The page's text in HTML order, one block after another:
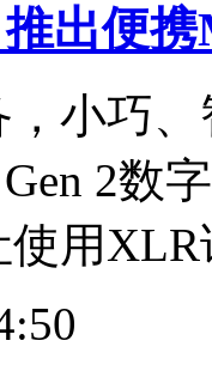
出便
小巧、
2数
用XLR